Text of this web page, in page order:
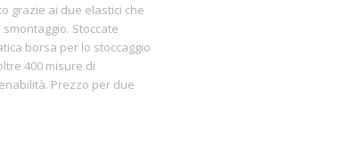
grazie ai due elastici che
Stoccate
borsa per lo stoccaggio
400 misure di
Prezzo per due